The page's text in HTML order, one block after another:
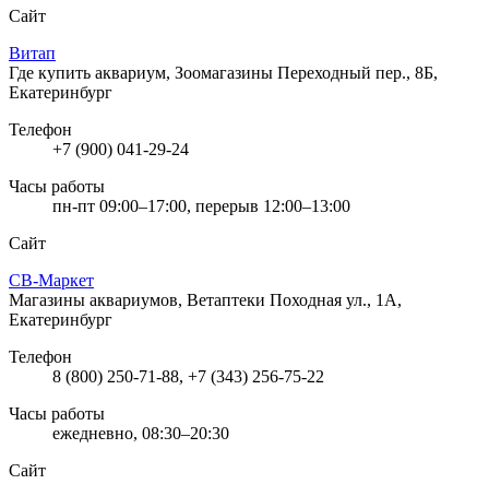
Сайт
Витап
Где купить аквариум, Зоомагазины Переходный пер., 8Б,
Екатеринбург
Телефон
+7 (900) 041-29-24
Часы работы
пн-пт 09:00–17:00, перерыв 12:00–13:00
Сайт
СВ-Маркет
Магазины аквариумов, Ветаптеки Походная ул., 1А,
Екатеринбург
Телефон
8 (800) 250-71-88, +7 (343) 256-75-22
Часы работы
ежедневно, 08:30–20:30
Сайт